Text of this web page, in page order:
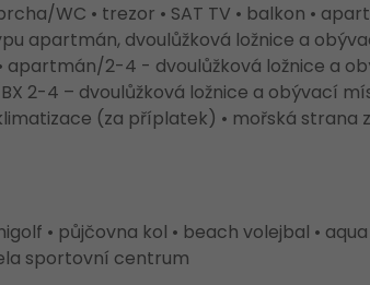
WC • trezor • SAT TV • balkon •
apartmán, dvoulůžková ložnice a
apartmán/2-4 - dvoulůžková ložnice a
2-4 – dvoulůžková ložnice a obývací
(za příplatek) • mořská strana
• půjčovna kol • beach volejbal •
sportovní centrum